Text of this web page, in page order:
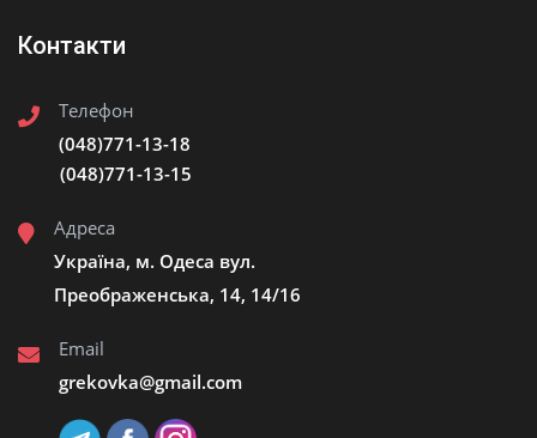
Контакти
Телефон
(048)771-13-18
(048)771-13-15
Адреса
Україна, м. Одеса вул.
Преображенська, 14, 14/16
Email
grekovka@gmail.сom